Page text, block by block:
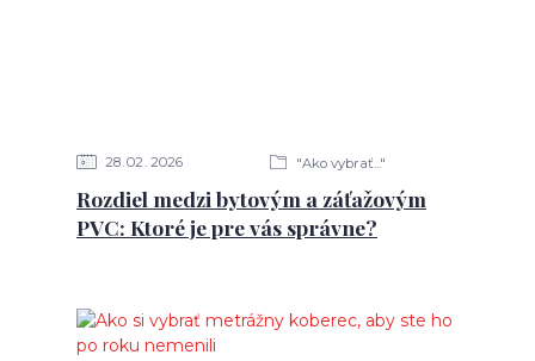
28 02 2026 "Ako vybrať..."
Rozdiel medzi bytovým a záťažovým
PVC: Ktoré je pre vás správne?